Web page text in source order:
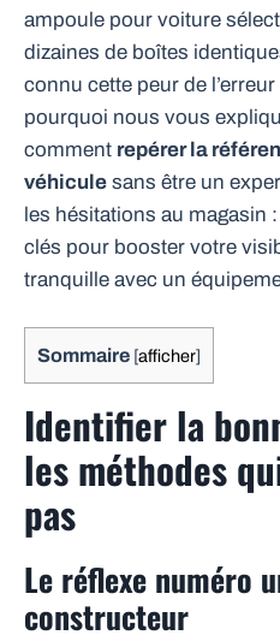
ampoule pour voiture
dizaines de boîtes
connu cette peur de l’erreur
pourquoi nous vous
comment repérer la
véhicule sans être un
les hésitations au magasin
clés pour booster votre
tranquille avec un
Sommaire [afficher]
Identifier la
les méthodes
pas
Le réflexe numéro
constructeur